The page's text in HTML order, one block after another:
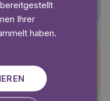
Ihrer
haben.